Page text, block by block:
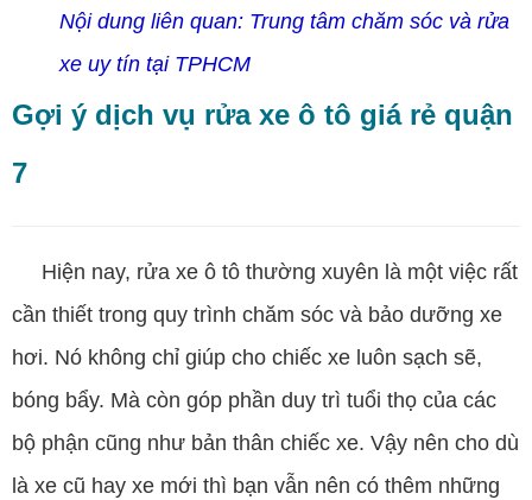
Nội dung liên quan: Trung tâm chăm sóc và rửa
xe uy tín tại TPHCM
Gợi ý dịch vụ rửa xe ô tô giá rẻ quận
7
Hiện nay, rửa xe ô tô thường xuyên là một việc rất
cần thiết trong quy trình chăm sóc và bảo dưỡng xe
hơi. Nó không chỉ giúp cho chiếc xe luôn sạch sẽ,
bóng bẩy. Mà còn góp phần duy trì tuổi thọ của các
bộ phận cũng như bản thân chiếc xe. Vậy nên cho dù
là xe cũ hay xe mới thì bạn vẫn nên có thêm những